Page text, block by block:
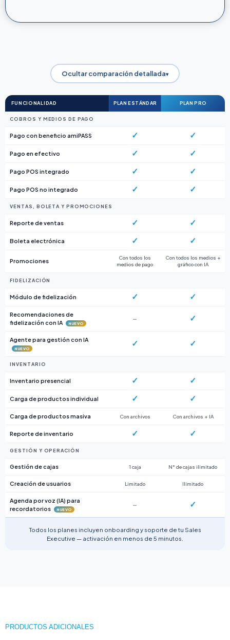
Ocultar comparación detallada▾
FUNCIONALIDAD PLAN ESTÁNDAR PLAN PRO
COBROS Y MEDIOS DE PAGO
Pago con beneficio amiPASS ✓ ✓
Pago en efectivo ✓ ✓
Pago POS integrado ✓ ✓
Pago POS no integrado ✓ ✓
VENTAS, BOLETA Y PROMOCIONES
Reporte de ventas ✓ ✓
Boleta electrónica ✓ ✓
Promociones
Con todos los
medios de pago
Con todos los medios +
gráfico con IA
FIDELIZACIÓN
Módulo de fidelización ✓ ✓
Recomendaciones de
fidelización con IA
NUEVO
– ✓
Agente para gestión con IA
NUEVO
✓ ✓
INVENTARIO
Inventario presencial ✓ ✓
Carga de productos individual ✓ ✓
Carga de productos masiva Con archivos Con archivos + IA
Reporte de inventario ✓ ✓
GESTIÓN Y OPERACIÓN
Gestión de cajas 1 caja N° de cajas ilimitado
Creación de usuarios Limitado Ilimitado
Agenda por voz (IA) para
recordatorios
NUEVO
– ✓
Todos los planes incluyen onboarding y soporte de tu Sales
Executive — activación en menos de 5 minutos.
PRODUCTOS ADICIONALES